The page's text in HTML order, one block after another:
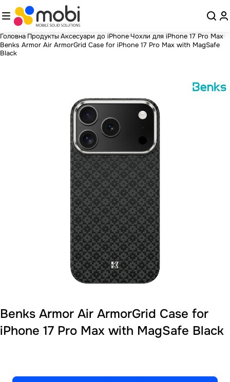
Головна Продукты Аксесуари до iPhoneЧохли для iPhone 17 Pro Max
Benks Armor Air ArmorGrid Case for iPhone 17 Pro Max with MagSafe
Black
Benks Armor Air ArmorGrid Case for
iPhone 17 Pro Max with MagSafe Black